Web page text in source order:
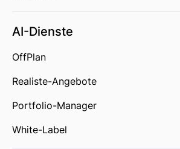
AI-Dienste
OffPlan
Realiste-Angebote
Portfolio-Manager
White-Label